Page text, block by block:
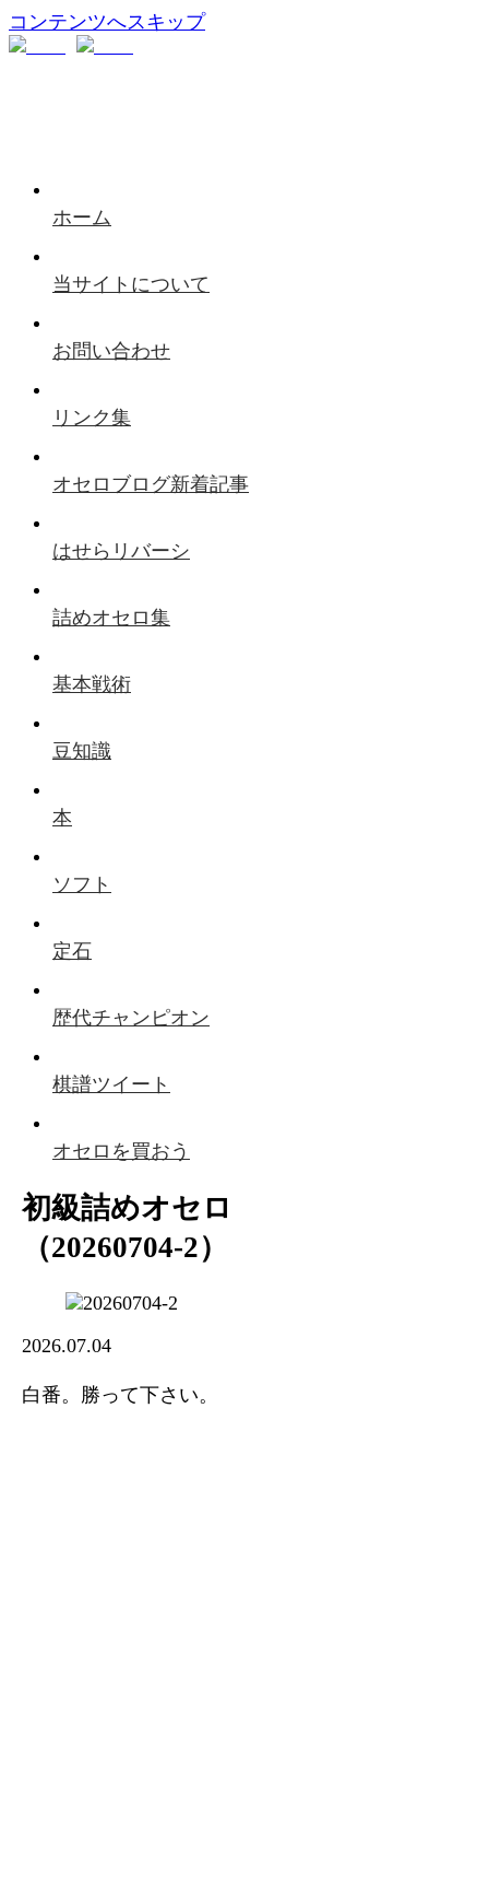
コンテンツへスキップ
ホーム
当サイトについて
お問い合わせ
リンク集
オセロブログ新着記事
はせらリバーシ
詰めオセロ集
基本戦術
豆知識
本
ソフト
定石
歴代チャンピオン
棋譜ツイート
オセロを買おう
初級詰めオセロ
（20260704-2）
2026.07.04
白番。勝って下さい。